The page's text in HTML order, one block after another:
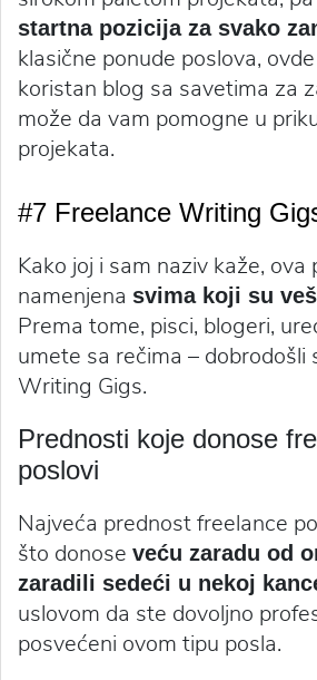
startna pozicija za svako
klasične ponude poslova,
koristan blog sa savetima za
može da vam pomogne u
projekata.
#7 Freelance Writing
Kako joj i sam naziv kaže, ova
namenjena svima koji su
Prema tome, pisci, blogeri,
umete sa rečima – dobrodošli
Writing Gigs.
Prednosti koje donose
poslovi
Najveća prednost freelance
što donose veću zaradu od
zaradili sedeći u nekoj
uslovom da ste dovoljno
posvećeni ovom tipu posla.